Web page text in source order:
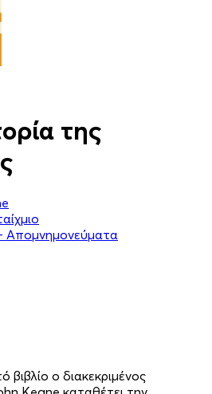
της
- Απομνημονεύματα
ο διακεκριμένος